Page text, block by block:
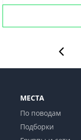
МЕСТА
По поводам
Подборки